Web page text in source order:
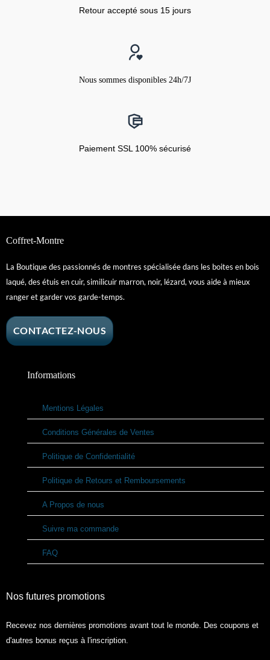
Retour accepté sous 15 jours
Nous sommes disponibles 24h/7J
Paiement SSL 100% sécurisé
Coffret-Montre
La Boutique des passionnés de montres spécialisée dans les boites en bois
laqué, des étuis en cuir, similicuir marron, noir, lézard, vous aide à mieux
ranger et garder vos garde-temps.
CONTACTEZ-NOUS
Informations
Mentions Légales
Conditions Générales de Ventes
Politique de Confidentialité
Politique de Retours et Remboursements
A Propos de nous
Suivre ma commande
FAQ
Nos futures promotions
Recevez nos dernières promotions avant tout le monde. Des coupons et
d'autres bonus reçus à l'inscription.